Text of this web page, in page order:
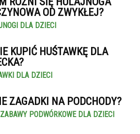
OD ZWYKŁEJ?
DLA DZIECI
KUPIĆ HUŚTAWKĘ DLA
DLA DZIECI
ZAGADKI NA PODCHODY?
PODWÓRKOWE DLA DZIECI